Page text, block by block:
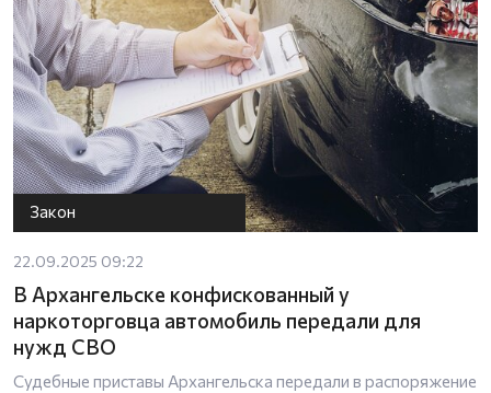
Закон
22.09.2025 09:22
В Архангельске конфискованный у
наркоторговца автомобиль передали для
нужд СВО
Судебные приставы Архангельска передали в распоряжение